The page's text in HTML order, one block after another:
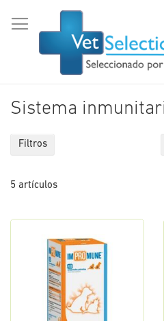
al
contenido
Sistema
5 artículos
Filtros